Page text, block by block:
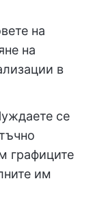
на
на
в
се
графиците
им